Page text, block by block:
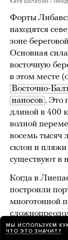
Форты
находятся
зоне
Основная
восточную
в этом месте
Восточно-
наносов . Это
длиной в 400
волной
восемь тысяч
склон и пляжи
существуют в
Когда в
построили
многотонной
Лиепайского
молов ,
МЫ ИСПОЛЬЗУЕМ
ЧТО ЭТО ЗНАЧИТ?